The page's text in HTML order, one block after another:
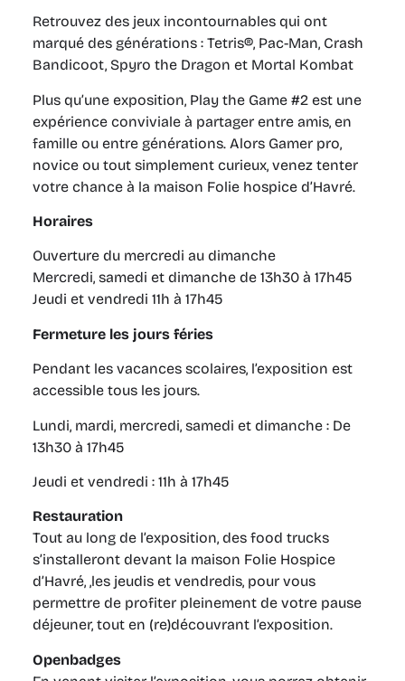
Retrouvez des jeux incontournables qui ont
marqué des générations : Tetris®, Pac-Man, Crash
Bandicoot, Spyro the Dragon et Mortal Kombat
Plus qu’une exposition, Play the Game #2 est une
expérience conviviale à partager entre amis, en
famille ou entre générations. Alors Gamer pro,
novice ou tout simplement curieux, venez tenter
votre chance à la maison Folie hospice d’Havré.
Horaires
Ouverture du mercredi au dimanche
Mercredi, samedi et dimanche de 13h30 à 17h45
Jeudi et vendredi 11h à 17h45
Fermeture les jours féries
Pendant les vacances scolaires, l’exposition est
accessible tous les jours.
Lundi, mardi, mercredi, samedi et dimanche : De
13h30 à 17h45
Jeudi et vendredi : 11h à 17h45
Restauration
Tout au long de l’exposition, des food trucks
s’installeront devant la maison Folie Hospice
d’Havré, ,les jeudis et vendredis, pour vous
permettre de profiter pleinement de votre pause
déjeuner, tout en (re)découvrant l’exposition.
Openbadges